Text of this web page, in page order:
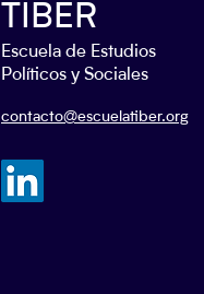
TIBER
Escuela de Estudios
Políticos y Sociales
contacto@escuelatiber.org